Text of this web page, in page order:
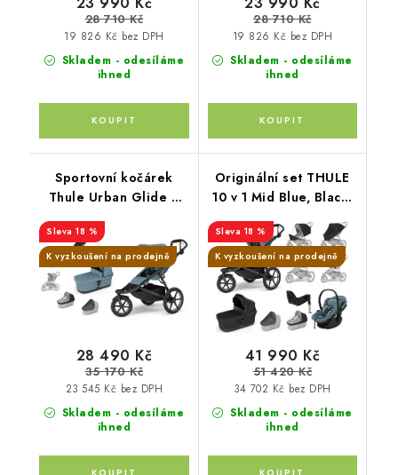
Skladem - odesíláme
ihned
19 826 Kč bez DPH
28 710 Kč
Skladem - odesíláme
ihned
19 826 Kč bez DPH
28 710 Kč
Sportovní kočárek
Thule Urban Glide 3
magnetickou přezkou +
korbička Mid blue +
orig. příslušenství
THULE
18 %
K vyzkoušení na prodejně
Skladem - odesíláme
ihned
23 545 Kč bez DPH
28 490 Kč
35 170 Kč
Originální set THULE
10 v 1 Mid Blue, Black,
18 %
K vyzkoušení na prodejně
Skladem - odesíláme
ihned
34 702 Kč bez DPH
41 990 Kč
51 420 Kč